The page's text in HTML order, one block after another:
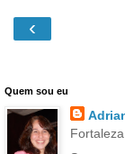
‹
Quem sou eu